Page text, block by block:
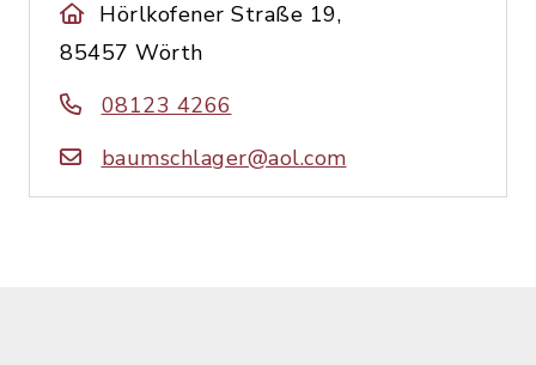
Hörlkofener Straße 19,
85457 Wörth
08123 4266
baumschlager@aol.com